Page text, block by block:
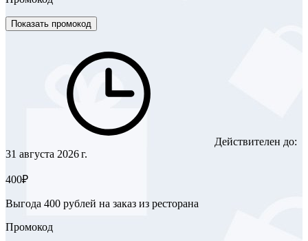
Показать промокод
Действителен до:
31 августа 2026 г.
400₽
Выгода 400 рублей на заказ из ресторана
Промокод